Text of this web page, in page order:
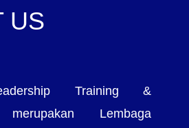
US
Training &
merupakan Lembaga